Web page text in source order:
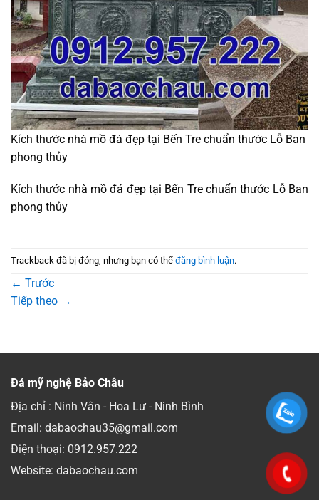
Kích thước nhà mồ đá đẹp tại Bến Tre chuẩn thước Lỗ Ban
phong thủy
Kích thước nhà mồ đá đẹp tại Bến Tre chuẩn thước Lỗ Ban
phong thủy
Trackback đã bị đóng, nhưng bạn có thể đăng bình luận.
← Trước
Tiếp theo →
Đá mỹ nghệ Bảo Châu
Địa chỉ : Ninh Vân - Hoa Lư - Ninh Bình
Email: dabaochau35@gmail.com
Điện thoại: 0912.957.222
Website: dabaochau.com